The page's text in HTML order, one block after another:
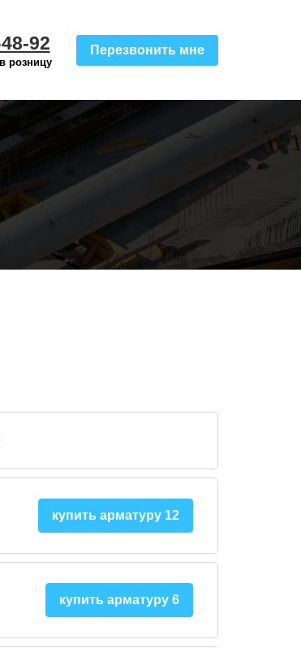
92
розницу
Перезвонить мне
купить арматуру 12
купить арматуру 6